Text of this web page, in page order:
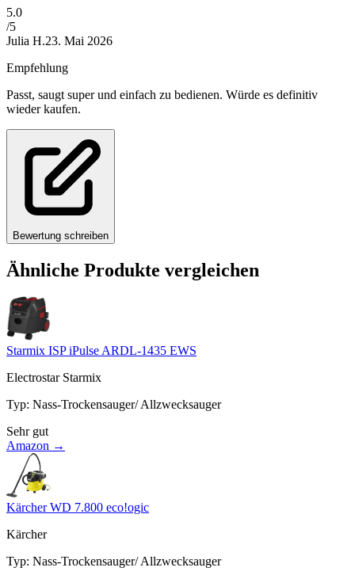
5.0
/5
Julia H.23. Mai 2026
Empfehlung
Passt, saugt super und einfach zu bedienen. Würde es definitiv
wieder kaufen.
Bewertung schreiben
Ähnliche Produkte vergleichen
Starmix ISP iPulse ARDL-1435 EWS
Electrostar Starmix
Typ: Nass-Trockensauger/ Allzwecksauger
Sehr gut
Amazon →
Kärcher WD 7.800 eco!ogic
Kärcher
Typ: Nass-Trockensauger/ Allzwecksauger